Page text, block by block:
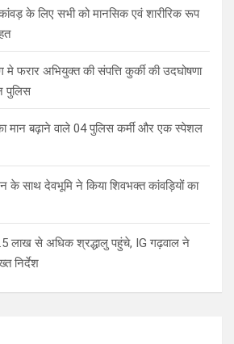
कांवड़ के लिए सभी को मानसिक एवं शारीरिक रूप
फरार अभियुक्त की संपत्ति कुर्की की उदघोषणा
पुलिस
मान बढ़ाने वाले 04 पुलिस कर्मी और एक स्पेशल
के साथ देवभूमि ने किया शिवभक्त कांवड़ियों का
लाख से अधिक श्रद्धालु पहुंचे, IG गढ़वाल ने
निर्देश